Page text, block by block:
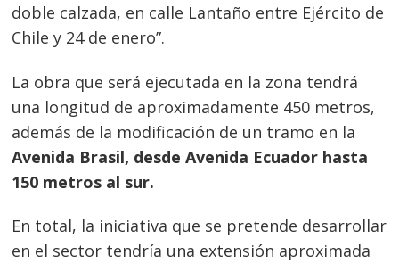
doble calzada, en calle Lantaño entre Ejército de
Chile y 24 de enero”.
La obra que será ejecutada en la zona tendrá
una longitud de aproximadamente 450 metros,
además de la modificación de un tramo en la
Avenida Brasil, desde Avenida Ecuador hasta
150 metros al sur.
En total, la iniciativa que se pretende desarrollar
en el sector tendría una extensión aproximada